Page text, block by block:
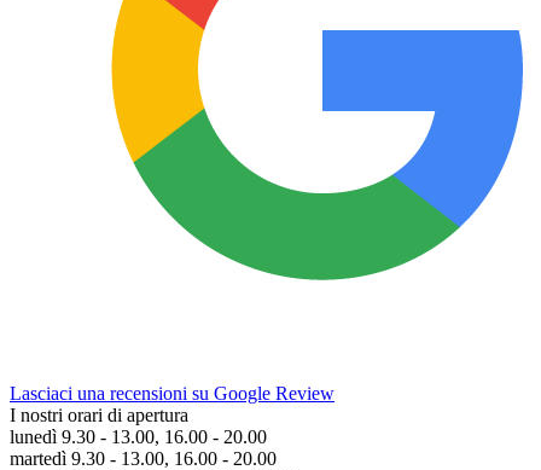
Lasciaci una recensioni su Google Review
I nostri orari di apertura
lunedì 9.30 - 13.00, 16.00 - 20.00
martedì 9.30 - 13.00, 16.00 - 20.00